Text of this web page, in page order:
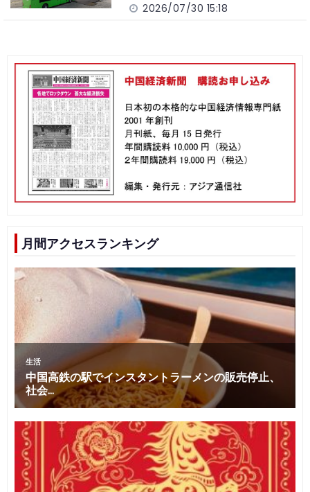
2026/07/30 15:18
月間アクセスランキング